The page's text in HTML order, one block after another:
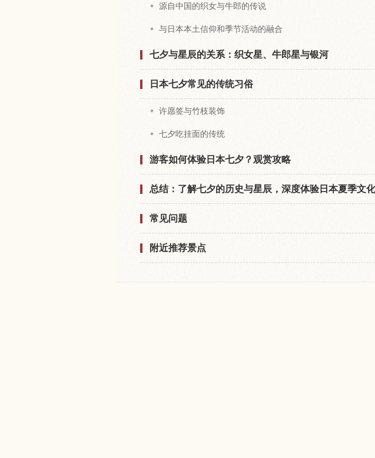
源自中国的织女与牛郎的传说
与日本本土信仰和季节活动的融合
七夕与星辰的关系：织女星、牛郎星与银河
日本七夕常见的传统习俗
许愿签与竹枝装饰
七夕吃挂面的传统
游客如何体验日本七夕？观赏攻略
总结：了解七夕的历史与星辰，深度体验日本夏季文化
常见问题
附近推荐景点